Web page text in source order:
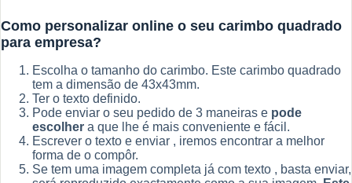
Como personalizar online o seu carimbo quadrado
para empresa?
Escolha o tamanho do carimbo. Este carimbo quadrado
tem a dimensão de 43x43mm.
Ter o texto definido.
Pode enviar o seu pedido de 3 maneiras e pode
escolher a que lhe é mais conveniente e fácil.
Escrever o texto e enviar , iremos encontrar a melhor
forma de o compôr.
Se tem uma imagem completa já com texto , basta enviar,